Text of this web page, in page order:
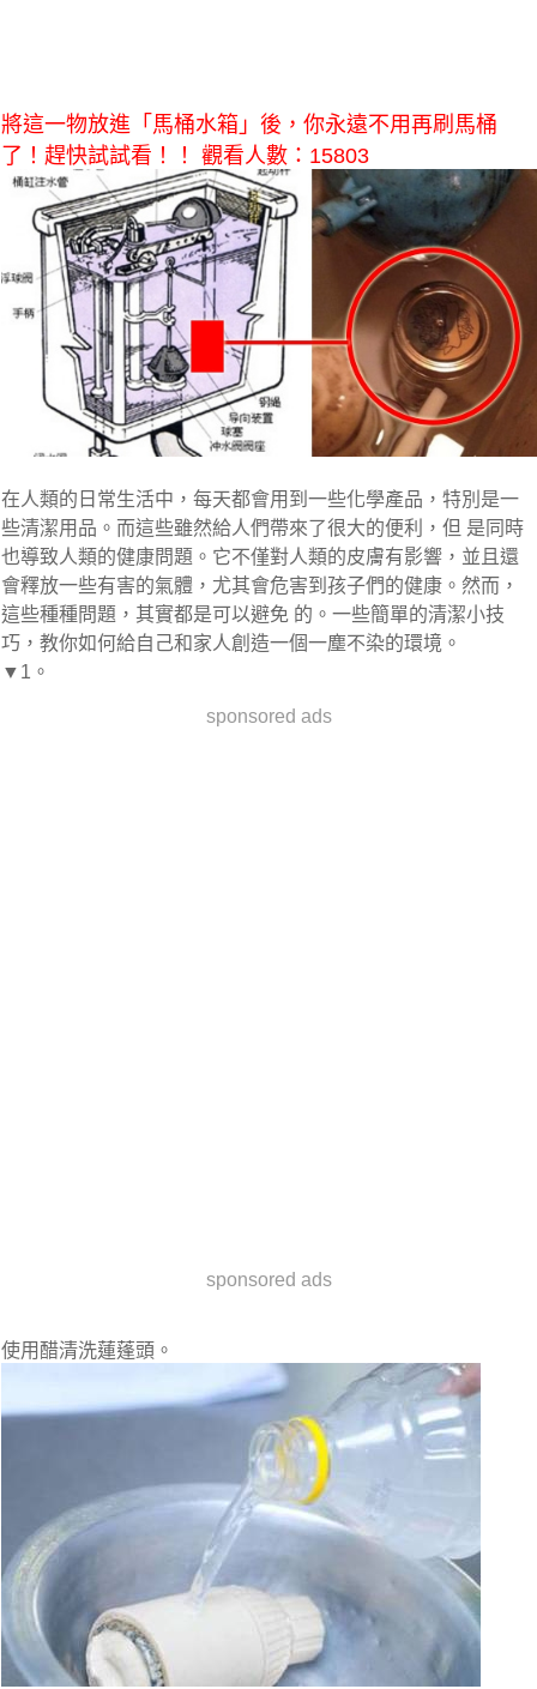
將這一物放進「馬桶水箱」後，你永遠不用再刷馬桶
了！趕快試試看！！ 觀看人數：15803
在人類的日常生活中，每天都會用到一些化學產品，特別是一
些清潔用品。而這些雖然給人們帶來了很大的便利，但 是同時
也導致人類的健康問題。它不僅對人類的皮膚有影響，並且還
會釋放一些有害的氣體，尤其會危害到孩子們的健康。然而，
這些種種問題，其實都是可以避免 的。一些簡單的清潔小技
巧，教你如何給自己和家人創造一個一塵不染的環境。
▼1。
sponsored ads
sponsored ads
使用醋清洗蓮蓬頭。